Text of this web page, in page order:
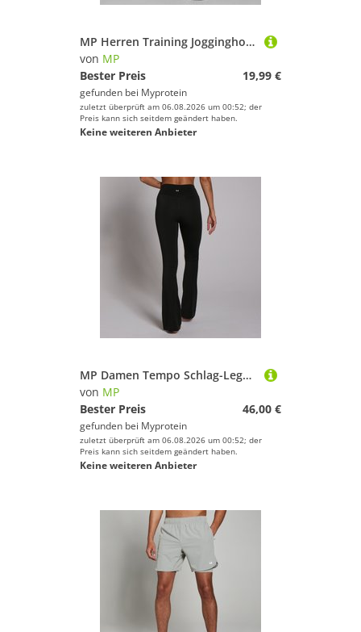
MP Herren Training Jogginghose – Navy - S
von MP
Bester Preis
19,99 €
gefunden bei Myprotein
zuletzt überprüft am 06.08.2026 um 00:52; der
Preis kann sich seitdem geändert haben.
Keine weiteren Anbieter
MP Damen Tempo Schlag-Leggings – Schwarz - M
von MP
Bester Preis
46,00 €
gefunden bei Myprotein
zuletzt überprüft am 06.08.2026 um 00:52; der
Preis kann sich seitdem geändert haben.
Keine weiteren Anbieter